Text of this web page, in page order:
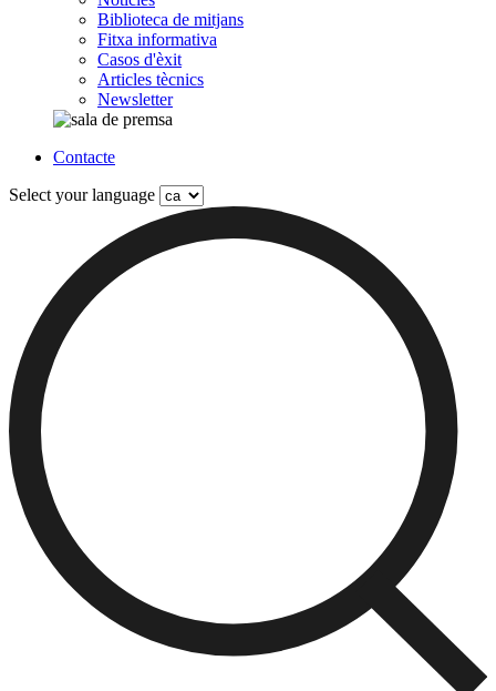
Biblioteca de mitjans
Fitxa informativa
Casos d'èxit
Articles tècnics
Newsletter
Contacte
Select your language